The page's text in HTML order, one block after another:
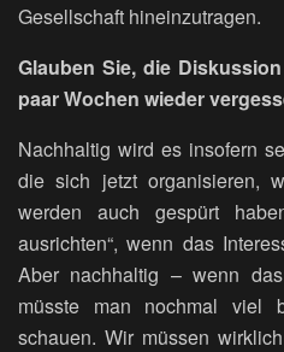
Gesellschaft hineinzutragen.
Glauben Sie, die
paar Wochen wieder
Nachhaltig wird es insofern
die sich jetzt organisieren,
werden auch gespürt
ausrichten“, wenn das
Aber nachhaltig – wenn
müsste man nochmal viel
schauen. Wir müssen